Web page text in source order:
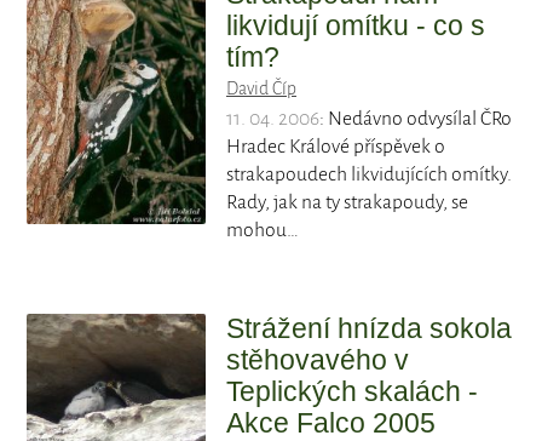
likvidují omítku - co s
tím?
David Číp
11. 04. 2006: Nedávno odvysílal ČRo
Hradec Králové příspěvek o
strakapoudech likvidujících omítky.
Rady, jak na ty strakapoudy, se
mohou…
Strážení hnízda sokola
stěhovavého v
Teplických skalách -
Akce Falco 2005